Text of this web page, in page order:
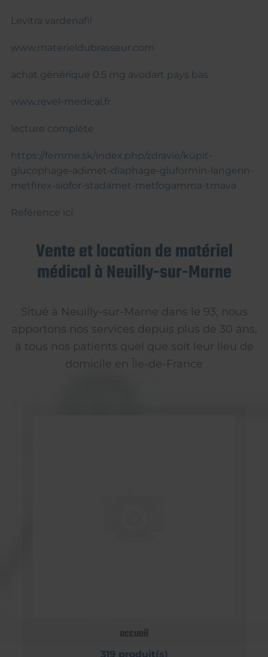
Levitra vardenafil
www.materieldubrasseur.com
achat générique 0.5 mg avodart pays bas
www.revel-medical.fr
lecture complète
https://femme.sk/index.php/zdravie/kúpiť-
glucophage-adimet-diaphage-gluformin-langerin-
metfirex-siofor-stadamet-metfogamma-trnava
Référence ici
Vente et location de matériel
médical à Neuilly-sur-Marne
Situé à Neuilly-sur-Marne dans le 93, nous
apportons nos services depuis plus de 30 ans,
à tous nos patients quel que soit leur lieu de
domicile en Île-de-France
accueil
319 produit(s)